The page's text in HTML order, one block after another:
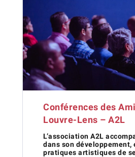
Conférences des
Louvre-Lens – A2L
L’association A2L
dans son développement,
pratiques artistiques de